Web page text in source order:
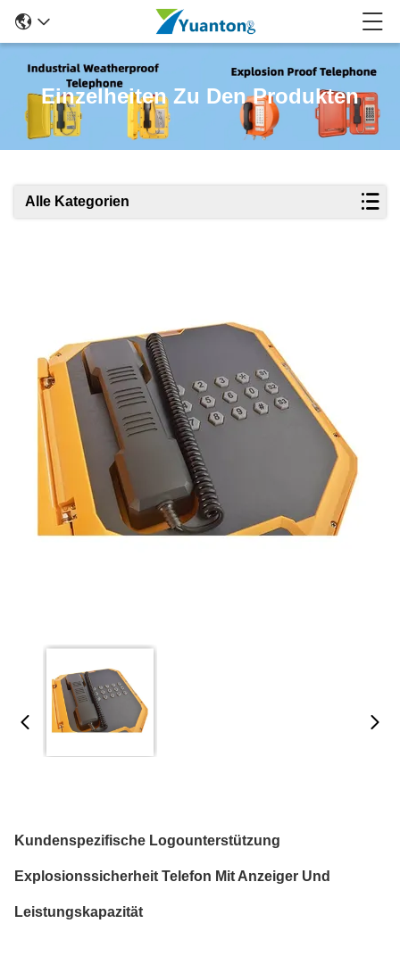
Einzelheiten Zu Den Produkten
Alle Kategorien
Kundenspezifische Logounterstützung
Explosionssicherheit Telefon Mit Anzeiger Und
Leistungskapazität